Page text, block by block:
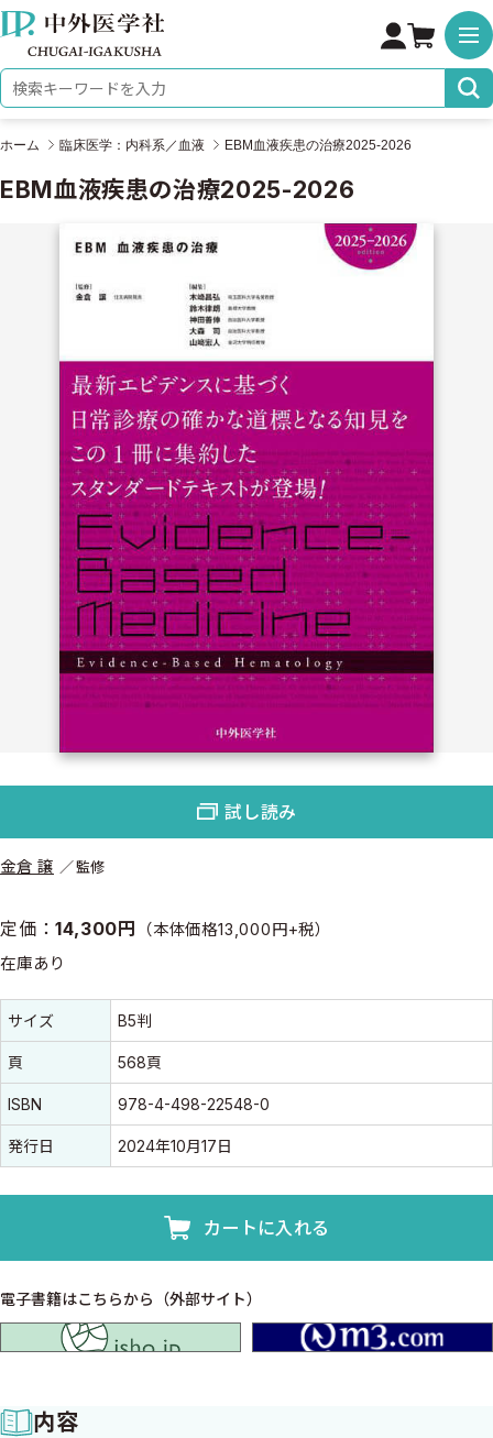
株式会社 中外医学社
検索キーワード
ホーム 臨床医学：内科系／血液 EBM血液疾患の治療2025-2026
EBM血液疾患の治療2025-2026
金倉 譲 監修
定価：14,300円 （本体価格13,000円+税）
在庫あり
書誌情報
書誌情報
サイズ B5判
頁 568頁
ISBN 978-4-498-22548-0
発行日 2024年10月17日
カートに入れる
電子書籍はこちらから（外部サイト）
試し読み
内容